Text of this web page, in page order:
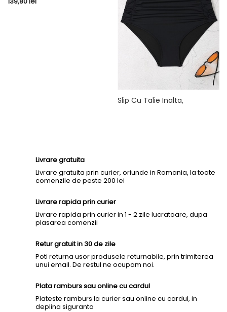
Slip Cu Talie Inalta,
Livrare gratuita
Livrare gratuita prin curier, oriunde in Romania, la toate
comenzile de peste 200 lei
Livrare rapida prin curier
Livrare rapida prin curier in 1 - 2 zile lucratoare, dupa
plasarea comenzii
Retur gratuit in 30 de zile
Poti returna usor produsele returnabile, prin trimiterea
unui email. De restul ne ocupam noi.
Plata ramburs sau online cu cardul
Plateste ramburs la curier sau online cu cardul, in
deplina siguranta